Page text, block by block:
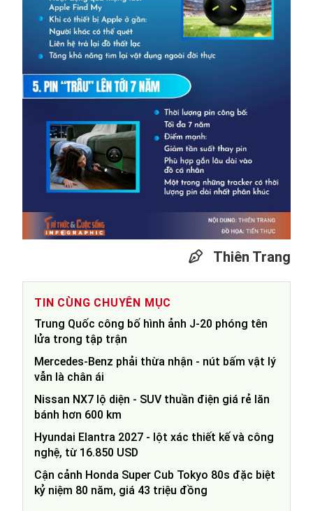
Thiên Trang
TIN CÙNG CHUYÊN MỤC
Trung Quốc công bố hình ảnh J-20 phóng tên
lửa trong tập trận
Mercedes-Benz phải thừa nhận - nút bấm vật lý
vẫn là chân ái
Nissan NX7 lộ diện - SUV thuần điện giá rẻ lăn
bánh hơn 600 km
Hyundai Elantra 2027 - lột xác thiết kế và công
nghệ, từ 16.850 USD
Cận cảnh Honda Super Cub Tokyo 80s đặc biệt
kỷ niệm 80 năm, giá 43 triệu đồng